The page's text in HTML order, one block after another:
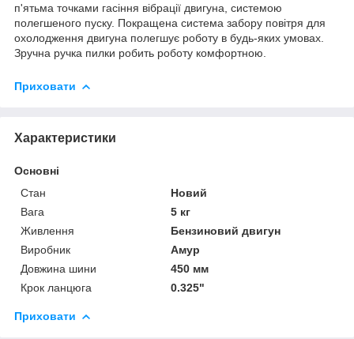
п'ятьма точками гасіння вібрації двигуна, системою
полегшеного пуску. Покращена система забору повітря для
охолодження двигуна полегшує роботу в будь-яких умовах.
Зручна ручка пилки робить роботу комфортною.
Приховати
Характеристики
Основні
Стан
Новий
Вага
5 кг
Живлення
Бензиновий двигун
Виробник
Амур
Довжина шини
450 мм
Крок ланцюга
0.325"
Приховати